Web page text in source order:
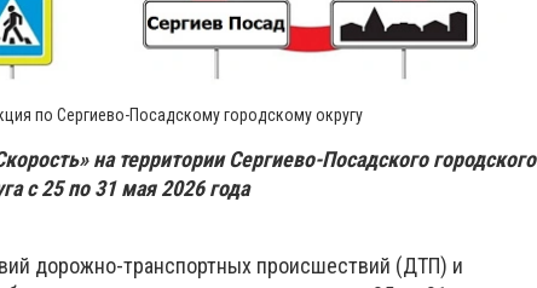
по Сергиево-Посадскому городскому округу
на территории Сергиево-Посадского городского
с 25 по 31 мая 2026 года
дорожно-транспортных происшествий (ДТП) и